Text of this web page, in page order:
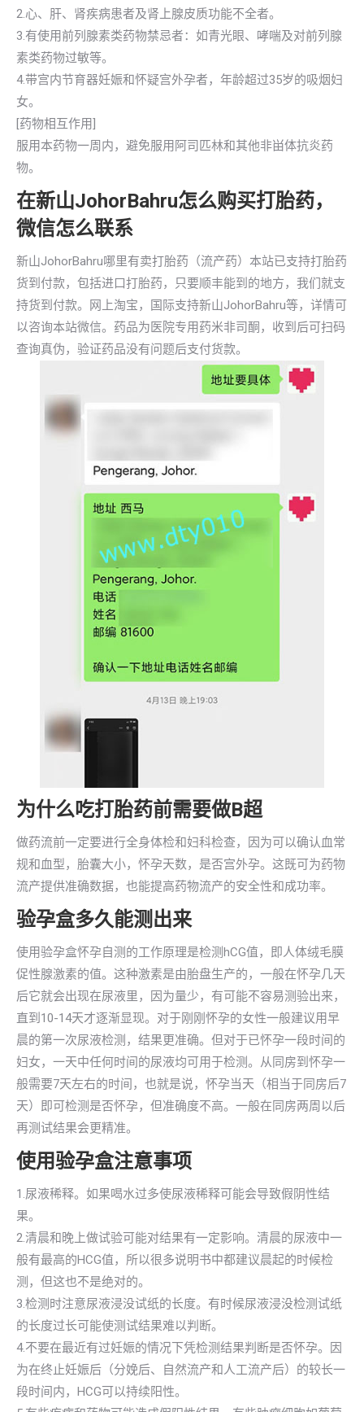
2.心、肝、肾疾病患者及肾上腺皮质功能不全者。
3.有使用前列腺素类药物禁忌者：如青光眼、哮喘及对前列腺
素类药物过敏等。
4.带宫内节育器妊娠和怀疑宫外孕者，年龄超过35岁的吸烟妇
女。
[药物相互作用]
服用本药物一周内，避免服用阿司匹林和其他非畄体抗炎药
物。
在新山JohorBahru怎么购买打胎药，
微信怎么联系
新山JohorBahru哪里有卖打胎药（流产药）本站已支持打胎药
货到付款，包括进口打胎药，只要顺丰能到的地方，我们就支
持货到付款。网上淘宝，国际支持新山JohorBahru等，详情可
以咨询本站微信。药品为医院专用药米非司酮，收到后可扫码
查询真伪，验证药品没有问题后支付货款。
为什么吃打胎药前需要做B超
做药流前一定要进行全身体检和妇科检查，因为可以确认血常
规和血型，胎囊大小，怀孕天数，是否宫外孕。这既可为药物
流产提供准确数据，也能提高药物流产的安全性和成功率。
验孕盒多久能测出来
使用验孕盒怀孕自测的工作原理是检测hCG值，即人体绒毛膜
促性腺激素的值。这种激素是由胎盘生产的，一般在怀孕几天
后它就会出现在尿液里，因为量少，有可能不容易测验出来，
直到10-14天才逐渐显现。对于刚刚怀孕的女性一般建议用早
晨的第一次尿液检测，结果更准确。但对于已怀孕一段时间的
妇女，一天中任何时间的尿液均可用于检测。从同房到怀孕一
般需要7天左右的时间，也就是说，怀孕当天（相当于同房后7
天）即可检测是否怀孕，但准确度不高。一般在同房两周以后
再测试结果会更精准。
使用验孕盒注意事项
1.尿液稀释。如果喝水过多使尿液稀释可能会导致假阴性结
果。
2.清晨和晚上做试验可能对结果有一定影响。清晨的尿液中一
般有最高的HCG值，所以很多说明书中都建议晨起的时候检
测，但这也不是绝对的。
3.检测时注意尿液浸没试纸的长度。有时候尿液浸没检测试纸
的长度过长可能使测试结果难以判断。
4.不要在最近有过妊娠的情况下凭检测结果判断是否怀孕。因
为在终止妊娠后（分娩后、自然流产和人工流产后）的较长一
段时间内，HCG可以持续阳性。